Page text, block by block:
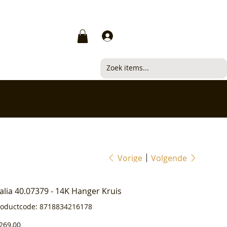
Vorige Volgende
40.07379 - 14K Hanger Kruis
Productcode
8718834216178
8718834216178